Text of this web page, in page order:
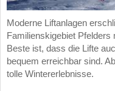
Moderne Liftanlagen
Familienskigebiet Pfelders
Beste ist, dass die Lifte
bequem erreichbar sind.
tolle Wintererlebnisse.